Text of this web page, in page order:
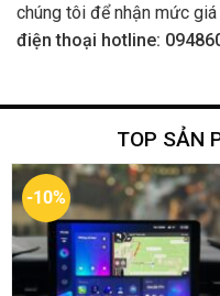
chúng tôi để nhận mức
điện thoại hotline:
TOP SẢN
-10%